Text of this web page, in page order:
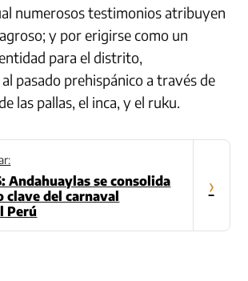
numerosos testimonios atribuyen
y por erigirse como un
para el distrito,
pasado prehispánico a través de
las pallas, el inca, y el ruku.
Andahuaylas se consolida
clave del carnaval
Perú
›